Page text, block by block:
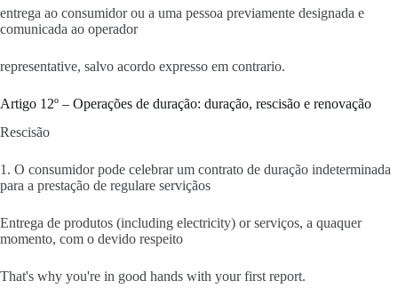
entrega ao consumidor ou a uma pessoa previamente designada e
comunicada ao operador
representative, salvo acordo expresso em contrario.
Artigo 12º – Operações de duração: duração, rescisão e renovação
Rescisão
1. O consumidor pode celebrar um contrato de duração indeterminada
para a prestação de regulare serviçãos
Entrega de produtos (including electricity) or serviços, a quaquer
momento, com o devido respeito
That's why you're in good hands with your first report.